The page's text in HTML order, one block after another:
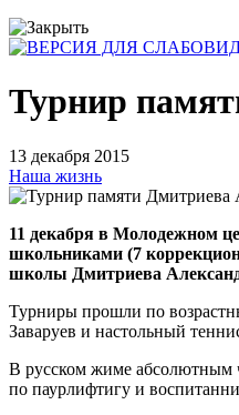
Турнир
13 декабря 2015
Наша жизнь
11 декабря в Молодежном
школьниками (7
школы Дмитриева
Турниры прошли по
Заваруев и настольный
В русском жиме абсолютным
по паурлифтигу и